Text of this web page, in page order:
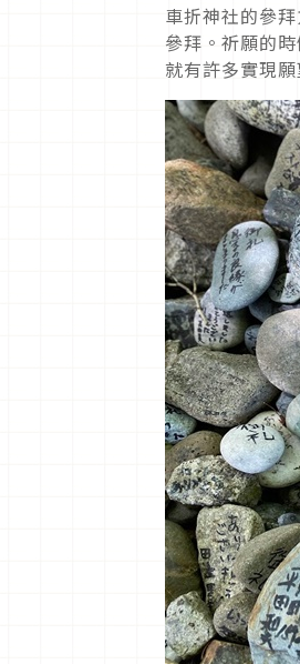
車折神社的參
參拜。祈願的
就有許多實現